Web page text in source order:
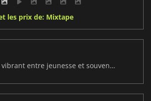
les prix de: Mixtape
Mixtape : voyage vibrant entre jeunesse et souvenirs musicaux